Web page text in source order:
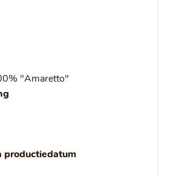
"Amaretto"
productiedatum